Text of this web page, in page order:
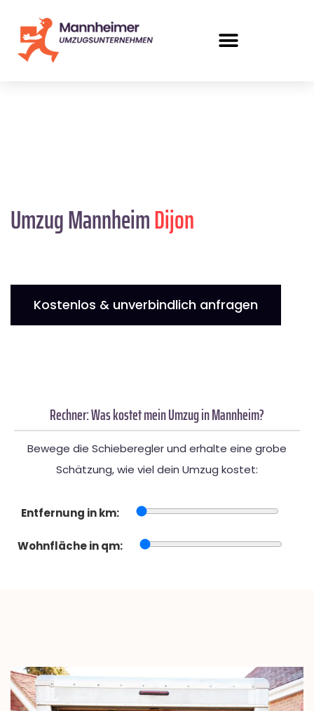
Umzug MannheimDijon
Kostenlos & unverbindlich anfragen
Rechner: Was kostet mein Umzug in Mannheim?
Bewege die Schieberegler und erhalte eine grobe
Schätzung, wie viel dein Umzug kostet:
Entfernung in km:
Wohnfläche in qm: